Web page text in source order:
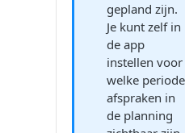
gepland zijn.
Je kunt zelf in
de app
instellen voor
welke periode
afspraken in
de planning